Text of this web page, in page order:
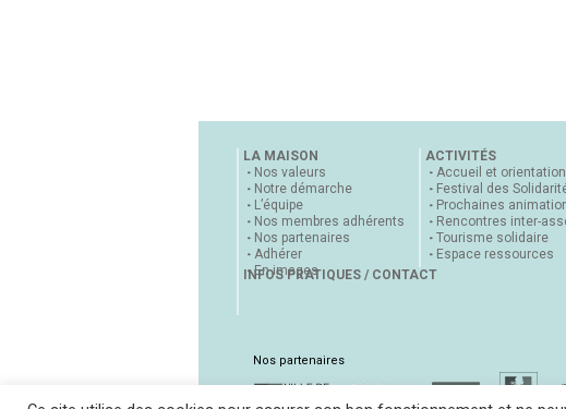
LA MAISON
Nos valeurs
Notre démarche
L’équipe
Nos membres adhérents
Nos partenaires
Adhérer
En images
ACTIVITÉS
Accueil et orientation
Festival des
Prochaines
Rencontres inter-
Tourisme solidaire
Espace ressources
INFOS PRATIQUES / CONTACT
Nos partenaires